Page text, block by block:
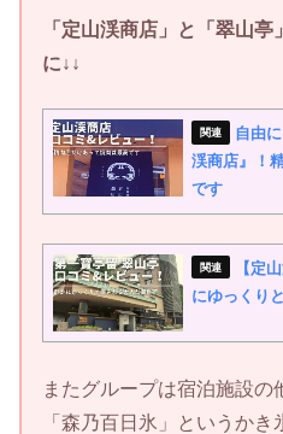
「定山渓商店」と「翠山
に↓↓
自由
渓商店』！
です
【定
にゆっくり
またグループは宿泊施設の
「森乃百日氷」というかき